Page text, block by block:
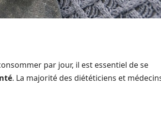
par jour, il est essentiel de se
. La majorité des diététiciens et